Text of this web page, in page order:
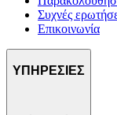
Συχνές
Επικοινωνία
ΥΠΗΡΕΣΙΕΣ